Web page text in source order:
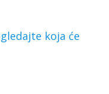
koja će